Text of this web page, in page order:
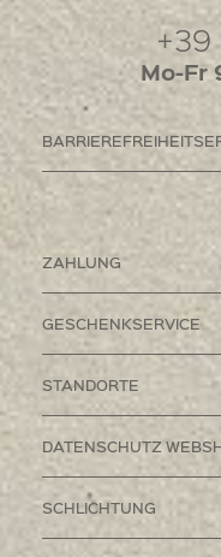
+39
Mo-Fr
ZAHLUNG
GESCHENKSERVICE
STANDORTE
DATENSCHUTZ
SCHLICHTUNG